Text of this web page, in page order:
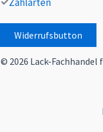
Widerrufsbutton
© 2026 Lack-